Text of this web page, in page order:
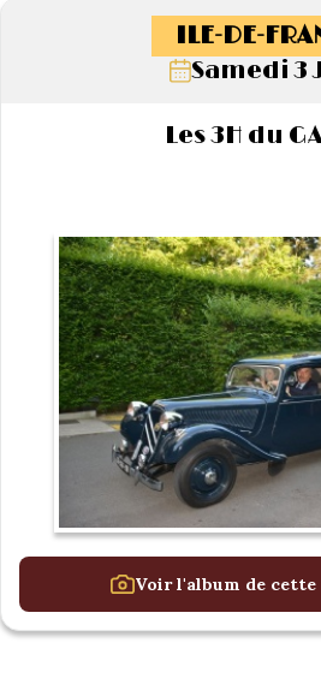
ILE-DE-
Samedi 3
Les 3H du
Voir l'album de